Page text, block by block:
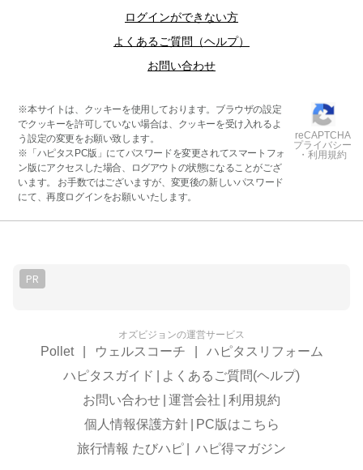
ログインができない方
よくあるご質問（ヘルプ）
お問い合わせ
※本サイトは、クッキーを使用しております。ブラウザの設定
でクッキーを許可していない場合は、クッキーを受け入れるよ
う設定の変更をお願い致します。
※「ハピタスPC版」にてパスワードを変更されてスマートフォ
ン版にアクセスした場合、ログアウトの状態になることがござ
います。 お手数ではございますが、変更後の新しいパスワード
にて、再度ログインをお願いいたします。
reCAPTCHA
プライバシー
・利用規約
PR
オズビジョンの運営サービス
Pollet ウェルスコーチ
ハピタスリフォーム
ハピタスガイド
よくあるご質問(ヘルプ)
お問い合わせ 運営会社
利用規約
個人情報保護方針
PC版はこちら
旅行情報 たびハピ
ハピ得マガジン